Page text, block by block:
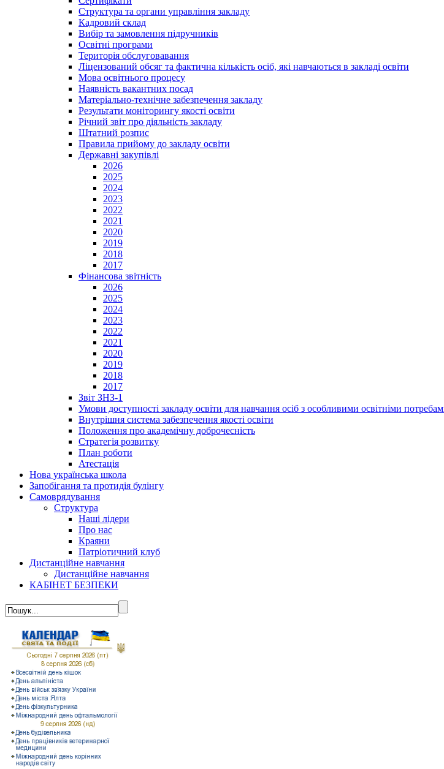
Структура та органи управління закладу
Кадровий склад
Вибір та замовлення підручників
Освітні програми
Територія обслуговавання
Ліцензований обсяг та фактична кількість осіб, які навчаються в закладі освіти
Мова освітнього процесу
Наявність вакантних посад
Матеріально-технічне забезпечення закладу
Результати моніторингу якості освіти
Річний звіт про діяльність закладу
Штатний розпис
Правила прийому до закладу освіти
Державні закупівлі
2026
2025
2024
2023
2022
2021
2020
2019
2018
2017
Фінансова звітність
2026
2025
2024
2023
2022
2021
2020
2019
2018
2017
Звіт ЗНЗ-1
Умови доступності закладу освіти для навчання осіб з особливими освітніми
Внутрішня система забезпечення якості освіти
Положення про академічну доброчесність
Стратегія розвитку
План роботи
Атестація
Нова українська школа
Запобігання та протидія булінгу
Cамоврядування
Структура
Наші лідери
Про нас
Краяни
Патріотичний клуб
Дистанційне навчання
Дистанційне навчання
КАБІНЕТ БЕЗПЕКИ